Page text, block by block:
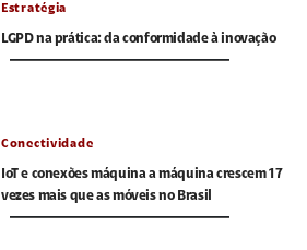
Estratégia
LGPD na prática: da conformidade à inovação
Conectividade
IoT e conexões máquina a máquina crescem 17
vezes mais que as móveis no Brasil